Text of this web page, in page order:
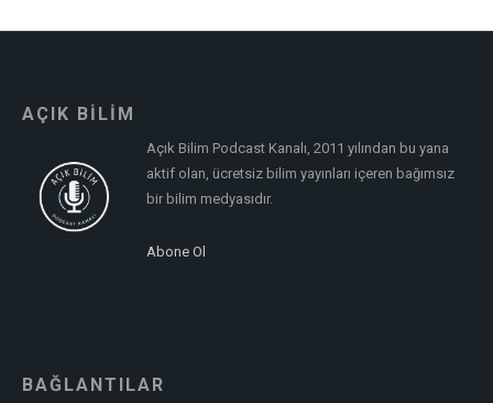
AÇIK BİLİM
Açık Bilim Podcast Kanalı, 2011 yılından bu yana
aktif olan, ücretsiz bilim yayınları içeren bağımsız
bir bilim medyasıdır.
Abone Ol
BAĞLANTILAR